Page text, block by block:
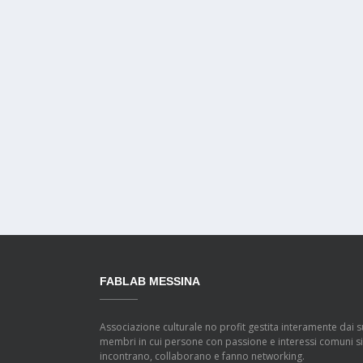
FABLAB MESSINA
Associazione culturale no profit gestita interamente dai
membri in cui persone con passione e interessi comuni si
incontrano, collaborano e fanno networking.